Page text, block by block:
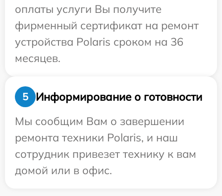
оплаты услуги Вы получите
фирменный сертификат на ремонт
устройства Polaris сроком на 36
месяцев.
5
Информирование о готовности
Мы сообщим Вам о завершении
ремонта техники Polaris, и наш
сотрудник привезет технику к вам
домой или в офис.